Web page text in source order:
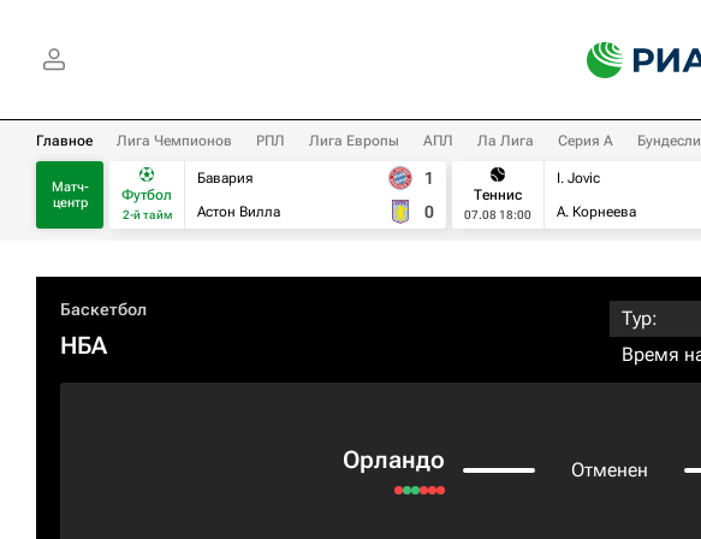
Главное Лига Чемпионов РПЛ Лига Европы АПЛ Ла Лига Серия А
Матч-
центр
Футбол
2-й тайм
Бавария
Астон Вилла
1
0
Теннис
07.08 18:00
I. Jovic
А. Корнеева
Баскетбол
НБА
Тур:
Время
Орландо Отменен